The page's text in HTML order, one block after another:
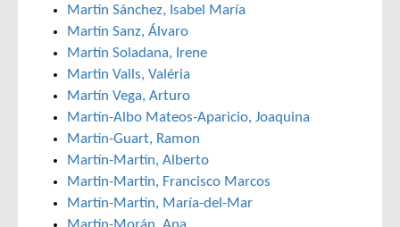
Martín Sánchez, Isabel María
Martín Sanz, Álvaro
Martín Soladana, Irene
Martin Valls, Valéria
Martín Vega, Arturo
Martín-Albo Mateos-Aparicio, Joaquina
Martín-Guart, Ramon
Martín-Martín, Alberto
Martin-Martin, Francisco Marcos
Martín-Martín, María-del-Mar